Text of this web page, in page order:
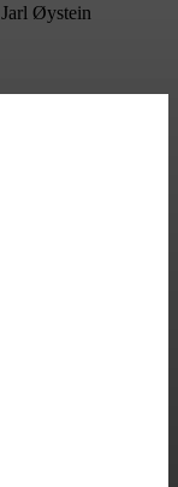
Øystein